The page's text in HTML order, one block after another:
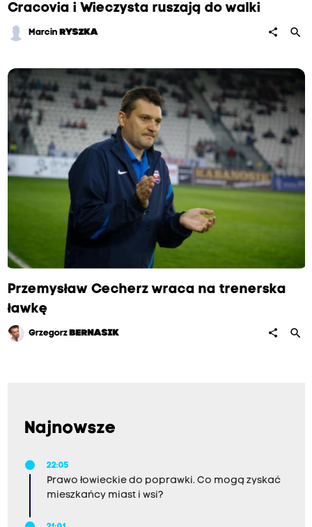
Cracovia i Wieczysta ruszają do walki
Marcin RYSZKA share search
Przemysław Cecherz wraca na trenerska
ławkę
Grzegorz BERNASIK share search
Najnowsze
22:05
Prawo łowieckie do poprawki. Co mogą zyskać
mieszkańcy miast i wsi?